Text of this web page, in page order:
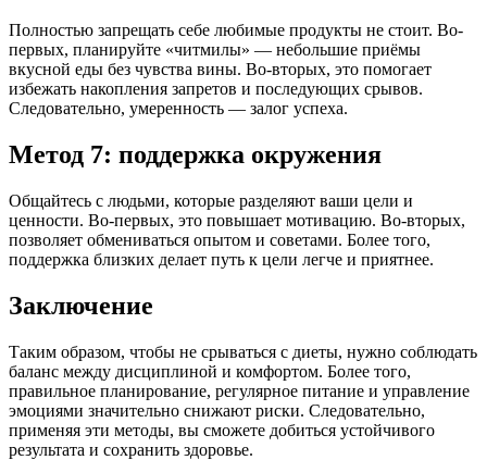
Полностью запрещать себе любимые продукты не стоит. Во-
первых, планируйте «читмилы» — небольшие приёмы
вкусной еды без чувства вины. Во-вторых, это помогает
избежать накопления запретов и последующих срывов.
Следовательно, умеренность — залог успеха.
Метод 7: поддержка окружения
Общайтесь с людьми, которые разделяют ваши цели и
ценности. Во-первых, это повышает мотивацию. Во-вторых,
позволяет обмениваться опытом и советами. Более того,
поддержка близких делает путь к цели легче и приятнее.
Заключение
Таким образом, чтобы не срываться с диеты, нужно соблюдать
баланс между дисциплиной и комфортом. Более того,
правильное планирование, регулярное питание и управление
эмоциями значительно снижают риски. Следовательно,
применяя эти методы, вы сможете добиться устойчивого
результата и сохранить здоровье.